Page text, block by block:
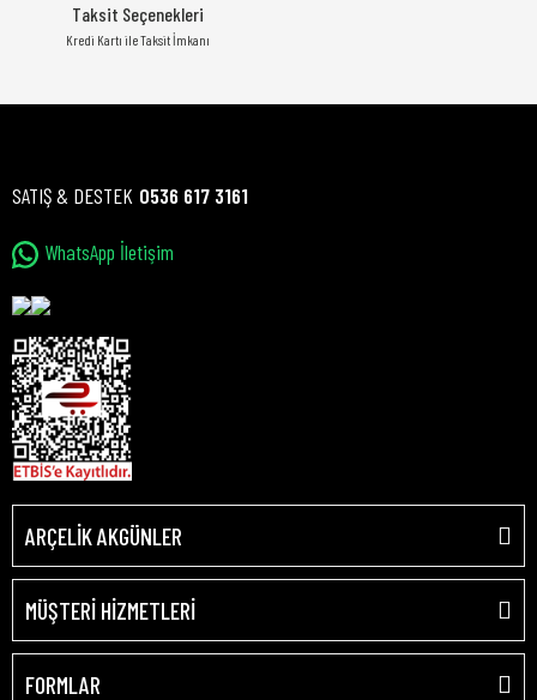
Taksit Seçenekleri
Kredi Kartı ile Taksit İmkanı
SATIŞ & DESTEK 0536 617 3161
WhatsApp İletişim
ARÇELİK AKGÜNLER
MÜŞTERİ HİZMETLERİ
FORMLAR